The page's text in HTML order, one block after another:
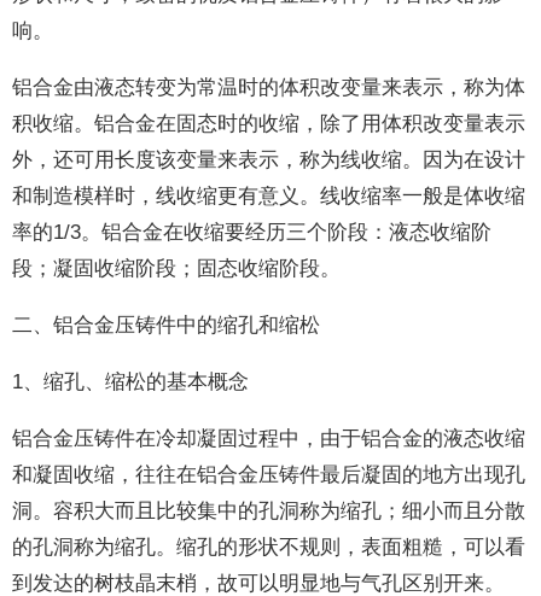
响。
铝合金由液态转变为常温时的体积改变量来表示，称为体
积收缩。铝合金在固态时的收缩，除了用体积改变量表示
外，还可用长度该变量来表示，称为线收缩。因为在设计
和制造模样时，线收缩更有意义。线收缩率一般是体收缩
率的1/3。铝合金在收缩要经历三个阶段：液态收缩阶
段；凝固收缩阶段；固态收缩阶段。
二、铝合金压铸件中的缩孔和缩松
1、缩孔、缩松的基本概念
铝合金压铸件在冷却凝固过程中，由于铝合金的液态收缩
和凝固收缩，往往在铝合金压铸件最后凝固的地方出现孔
洞。容积大而且比较集中的孔洞称为缩孔；细小而且分散
的孔洞称为缩孔。缩孔的形状不规则，表面粗糙，可以看
到发达的树枝晶末梢，故可以明显地与气孔区别开来。